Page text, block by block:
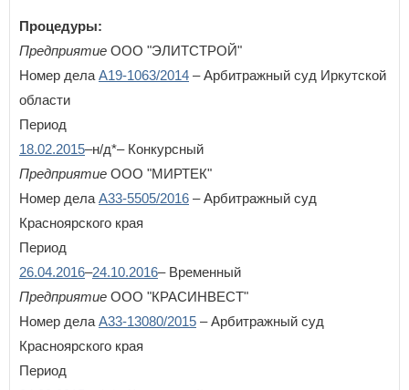
Нижегородская область
Новгородская область
Новосибирская область
О
Омская область
Оренбургская область
Орловская область
П
Пензенская область
Пермский край
Приморский край
Псковская область
Р
Республика Адыгея
Процедуры:
Предприятие ООО "ЭЛИТСТРОЙ"
Номер дела А19-1063/2014 – Арбитражный суд Иркутской
области
Период
18.02.2015–н/д*– Конкурсный
Предприятие ООО "МИРТЕК"
Номер дела А33-5505/2016 – Арбитражный суд
Красноярского края
Период
26.04.2016–24.10.2016– Временный
Предприятие ООО "КРАСИНВЕСТ"
Номер дела А33-13080/2015 – Арбитражный суд
Красноярского края
Период
Если вы АУ, тозарегистрируйтесь, если не можете войти, то
восстановите параль
либо отправьте заявку на
au-info@mail.ru